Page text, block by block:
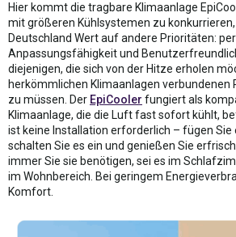
Hier kommt die tragbare Klimaanlage
mit größeren Kühlsystemen zu
Deutschland Wert auf andere Prioritäten:
Anpassungsfähigkeit und
diejenigen, die sich von der Hitze erholen
herkömmlichen Klimaanlagen verbundenen
zu müssen. Der EpiCooler fungiert als
Klimaanlage, die die Luft fast sofort kühlt,
ist keine Installation erforderlich – fügen Sie
schalten Sie es ein und genießen Sie
immer Sie sie benötigen, sei es im
im Wohnbereich. Bei geringem
Komfort.